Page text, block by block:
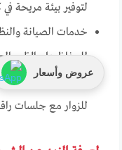
لتوفير بيئة مريحة
خدمات الصيانة
للحفاظ على المظهر
منطقة بلازا
للزوار مع جلسات
عروض وأسعار